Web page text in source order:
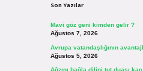
Son Yazılar
Mavi göz geni kimden gelir ?
Ağustos 7, 2026
Avrupa vatandaşlığının
Ağustos 5, 2026